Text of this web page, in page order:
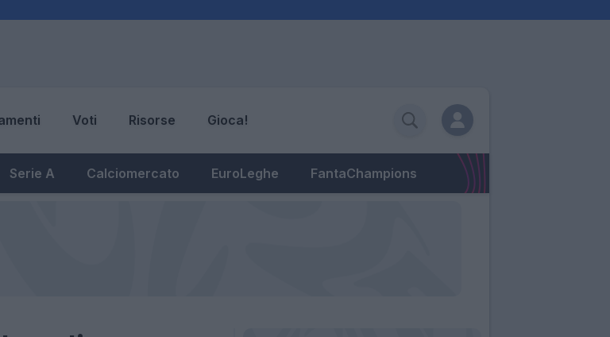
Voti Risorse Gioca!
Serie A Calciomercato EuroLeghe FantaChampions